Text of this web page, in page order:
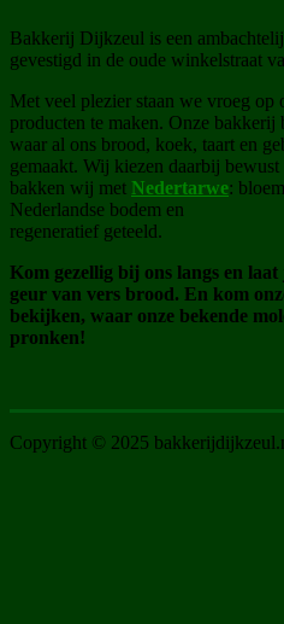
Bakkerij Dijkzeul is een
gevestigd in de oude winkelstraat
Met veel plezier staan we vroeg
producten te maken. Onze
waar al ons brood, koek, taart en
gemaakt. Wij kiezen daarbij
bakken wij met Nedertarwe:
Nederlandse bodem en
regeneratief geteeld.
Kom gezellig bij ons langs en
geur van vers brood. En kom
bekijken, waar onze bekende
pronken!
Copyright © 2025